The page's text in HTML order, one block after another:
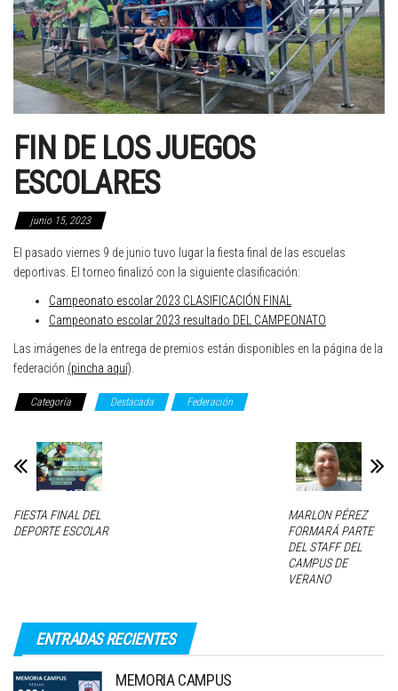
FIN DE LOS JUEGOS
ESCOLARES
junio 15, 2023
El pasado viernes 9 de junio tuvo lugar la fiesta final de las escuelas
deportivas. El torneo finalizó con la siguiente clasificación:
Campeonato escolar 2023 CLASIFICACIÓN FINAL
Campeonato escolar 2023 resultado DEL CAMPEONATO
Las imágenes de la entrega de premios están disponibles en la página de la
federación (pincha aquí)
Categoría Destacada Federación
FIESTA FINAL DEL
DEPORTE ESCOLAR
MARLON PÉREZ
FORMARÁ PARTE
DEL STAFF DEL
CAMPUS DE
VERANO
ENTRADAS RECIENTES
MEMORIA CAMPUS